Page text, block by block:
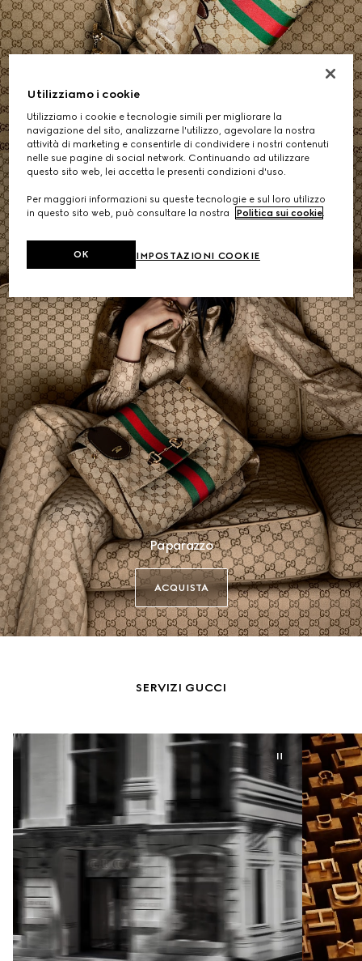
Paparazzo
ACQUISTA
SERVIZI GUCCI
Utilizziamo i cookie
Utilizziamo i cookie e tecnologie simili per migliorare la
navigazione del sito, analizzarne l'utilizzo, agevolare la nostra
attività di marketing e consentirle di condividere i nostri contenuti
nelle sue pagine di social network. Continuando ad utilizzare
questo sito web, lei accetta le presenti condizioni d'uso.
Per maggiori informazioni su queste tecnologie e sul loro utilizzo
in questo sito web, può consultare la nostra
Politica sui cookie
IMPOSTAZIONI COOKIE
OK